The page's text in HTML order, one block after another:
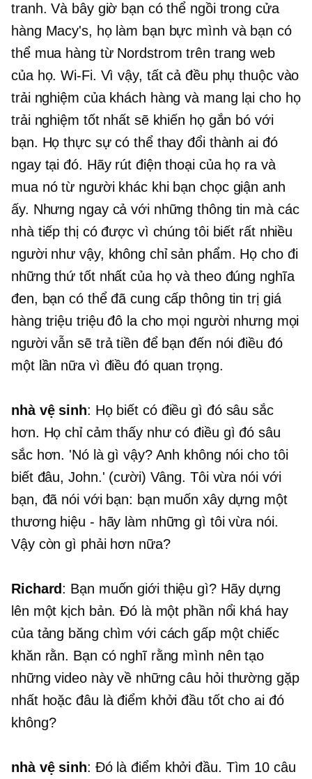
tranh. Và bây giờ bạn có thể ngồi trong cửa
hàng Macy's, họ làm bạn bực mình và bạn có
thể mua hàng từ Nordstrom trên trang web
của họ.Wi-Fi. Vì vậy, tất cả đều phụ thuộc vào
trải nghiệm của khách hàng và mang lại cho họ
trải nghiệm tốt nhất sẽ khiến họ gắn bó với
bạn. Họ thực sự có thể thay đổi thành ai đó
ngay tại đó. Hãy rút điện thoại của họ ra và
mua nó từ người khác khi bạn chọc giận anh
ấy. Nhưng ngay cả với những thông tin mà các
nhà tiếp thị có được vì chúng tôi biết rất nhiều
người như vậy, không chỉ sản phẩm. Họ cho đi
những thứ tốt nhất của họ và theo đúng nghĩa
đen, bạn có thể đã cung cấp thông tin trị giá
hàng triệu triệu đô la cho mọi người nhưng mọi
người vẫn sẽ trả tiền để bạn đến nói điều đó
một lần nữa vì điều đó quan trọng.
nhà vệ sinh: Họ biết có điều gì đó sâu sắc
hơn. Họ chỉ cảm thấy như có điều gì đó sâu
sắc hơn. 'Nó là gì vậy? Anh không nói cho tôi
biết đâu, John.' (cười) Vâng. Tôi vừa nói với
bạn, đã nói với bạn: bạn muốn xây dựng một
thương hiệu - hãy làm những gì tôi vừa nói.
Vậy còn gì phải hơn nữa?
Richard: Bạn muốn giới thiệu gì? Hãy dựng
lên một kịch bản. Đó là một phần nổi khá hay
của tảng băng chìm với cách gấp một chiếc
khăn rằn. Bạn có nghĩ rằng mình nên tạo
những video này về những câu hỏi thường gặp
nhất hoặc đâu là điểm khởi đầu tốt cho ai đó
không?
nhà vệ sinh: Đó là điểm khởi đầu. Tìm 10 câu